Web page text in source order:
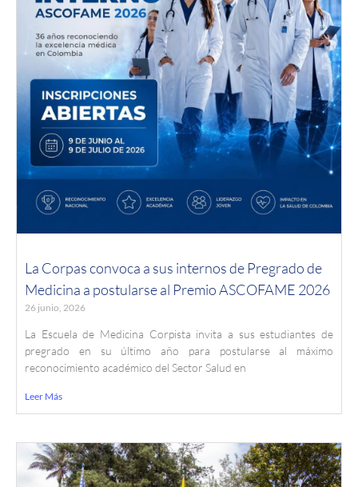
La Corpas convoca a sus internos de Pregrado de
Medicina a postularse al Premio ASCOFAME 2026
26 junio, 2026
La Escuela de Medicina Corpista invita a sus estudiantes de
pregrado en su último año para postularse al máximo
reconocimiento académico del Sector Salud en
Leer Más